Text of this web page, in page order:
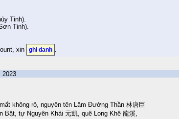
Tinh).
Tinh).
xin ghi danh
2023
không rõ, nguyên tên Lâm Đường Thần 林唐臣
Bật, tự Nguyên Khải 元凱, quê Long Khê 龍溪,